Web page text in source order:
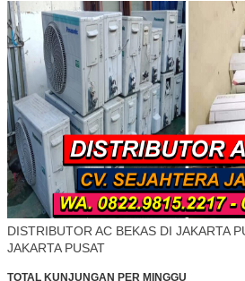
DISTRIBUTOR AC BEKAS DI JAKARTA
JAKARTA PUSAT
TOTAL KUNJUNGAN PER MINGGU